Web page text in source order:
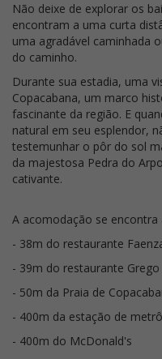
Não deixe de explorar os
encontram a uma curta
uma agradável caminhada
do caminho.
Durante sua estadia, uma
Copacabana, um marco
fascinante da região. E
natural em seu esplendor,
testemunhar o pôr do sol
da majestosa Pedra do
cativante.
A acomodação se encontra
- 38m do restaurante
- 39m do restaurante Grego
- 50m da Praia de
- 400m da estação de
- 400m do McDonald's